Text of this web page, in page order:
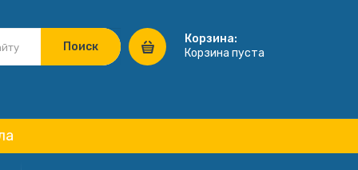
Корзина:
Корзина пуста